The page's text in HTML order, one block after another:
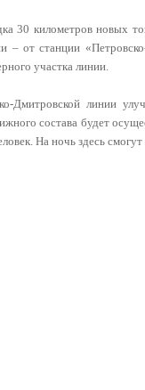
30 километров новых
– от станции
участка линии.
Дмитровской линии
состава будет
На ночь здесь смогут